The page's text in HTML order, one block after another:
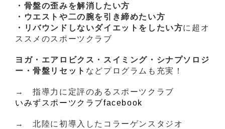
・骨盤の歪みを解消したい方
・ウエストや二の腕を引き締めたい方
・リバウンドしないダイエットをしたい方に超オ
ススメのスポーツクラブ
ヨガ・エアロビクス・スイミング・シナプソロジ
ー・骨盤リセット などプログラムも充実！
→ 指導力に定評のあるスポーツクラブ
いみずスポーツクラブfacebook
→ 北陸に初導入したコラーゲンスタジオ